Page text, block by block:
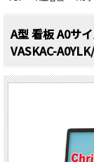
A型 看板 A0サ
VASKAC-